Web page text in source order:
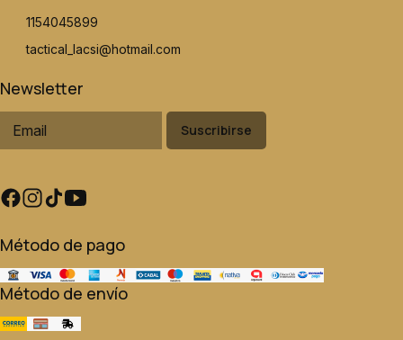
1154045899
tactical_lacsi@hotmail.com
Newsletter
Suscribirse
Método de pago
Método de envío